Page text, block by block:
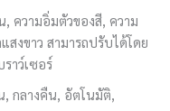
ความอิ่มตัวของสี, ความ
สงขาว สามารถปรับได้โดย
าว์เซอร์
, กลางคืน, อัตโนมัติ,